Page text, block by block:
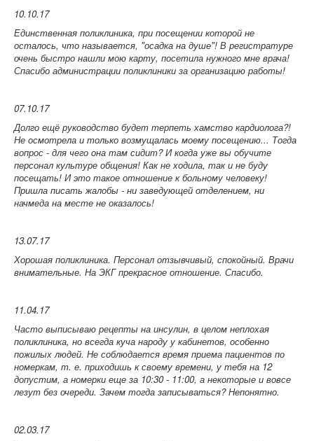
10.10.17
Единственная поликлиника, при посещении которой не
осталось, что называется, "осадка на душе"! В регистратуре
очень быстро нашли мою карту, посетила нужного мне врача!
Спасибо администрации поликлиники за организацию работы!
07.10.17
Долго ещё руководство будет терпеть хамство кардиолога?!
Не осмотрела и только возмущалась моему посещению... Тогда
вопрос - для чего она там сидит? И когда уже вы обучите
персонал культуре общения! Как не ходила, так и не буду
посещать! И это такое отношение к больному человеку!
Пришла писать жалобы - ни заведующей отделением, ни
начмеда на месте не оказалось!
13.07.17
Хорошая поликлиника. Персонал отзывчивый, спокойный. Врачи
внимательные. На ЭКГ прекрасное отношение. Спасибо.
11.04.17
Часто выписываю рецепты на инсулин, в целом неплохая
поликлиника, но всегда куча народу у кабинетов, особенно
пожилых людей. Не соблюдается время приема пациентов по
номеркам, т. е. приходишь к своему времени, у тебя на 12
допустим, а номерки еще за 10:30 - 11:00, а некоторые и вовсе
лезут без очереди. Зачем тогда записываться? Непонятно.
02.03.17